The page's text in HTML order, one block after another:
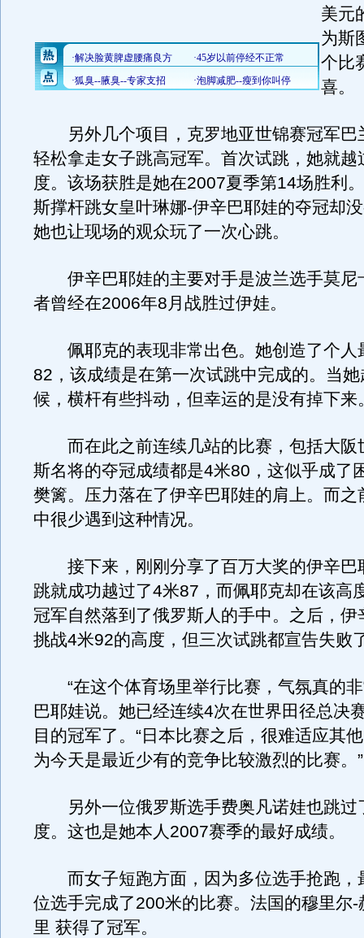
美元
为斯
个比
喜。
另外几个项目，克罗地亚世锦赛冠军巴
轻松拿走女子跳高冠军。首次试跳，她就越
度。该场获胜是她在2007夏季第14场胜利
斯撑杆跳女皇叶琳娜-伊辛巴耶娃的夺冠却
她也让现场的观众玩了一次心跳。
伊辛巴耶娃的主要对手是波兰选手莫尼
者曾经在2006年8月战胜过伊娃。
佩耶克的表现非常出色。她创造了个人
82，该成绩是在第一次试跳中完成的。当
候，横杆有些抖动，但幸运的是没有掉下来
而在此之前连续几站的比赛，包括大阪
斯名将的夺冠成绩都是4米80，这似乎成了
樊篱。压力落在了伊辛巴耶娃的肩上。而之
中很少遇到这种情况。
接下来，刚刚分享了百万大奖的伊辛巴
跳就成功越过了4米87，而佩耶克却在该高
冠军自然落到了俄罗斯人的手中。之后，伊
挑战4米92的高度，但三次试跳都宣告失败
“在这个体育场里举行比赛，气氛真的非
巴耶娃说。她已经连续4次在世界田径总决
目的冠军了。“日本比赛之后，很难适应其
为今天是最近少有的竞争比较激烈的比赛。”
另外一位俄罗斯选手费奥凡诺娃也跳过
度。这也是她本人2007赛季的最好成绩。
而女子短跑方面，因为多位选手抢跑，
位选手完成了200米的比赛。法国的穆里尔-
里 获得了冠军。